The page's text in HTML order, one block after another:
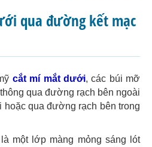
qua đường kết mạc
cắt mí mắt dưới, các búi mỡ
qua đường rạch bên ngoài
qua đường rạch bên trong
một lớp màng mỏng sáng lót